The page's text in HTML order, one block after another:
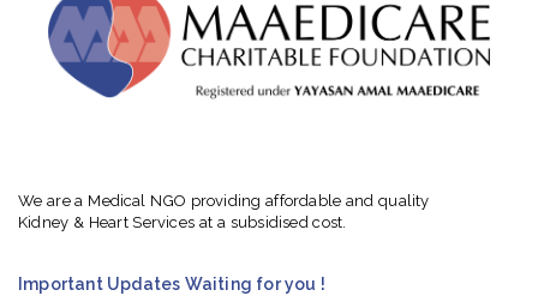
We are a Medical NGO providing affordable and quality
Kidney & Heart Services at a subsidised cost.
Important Updates Waiting for you !